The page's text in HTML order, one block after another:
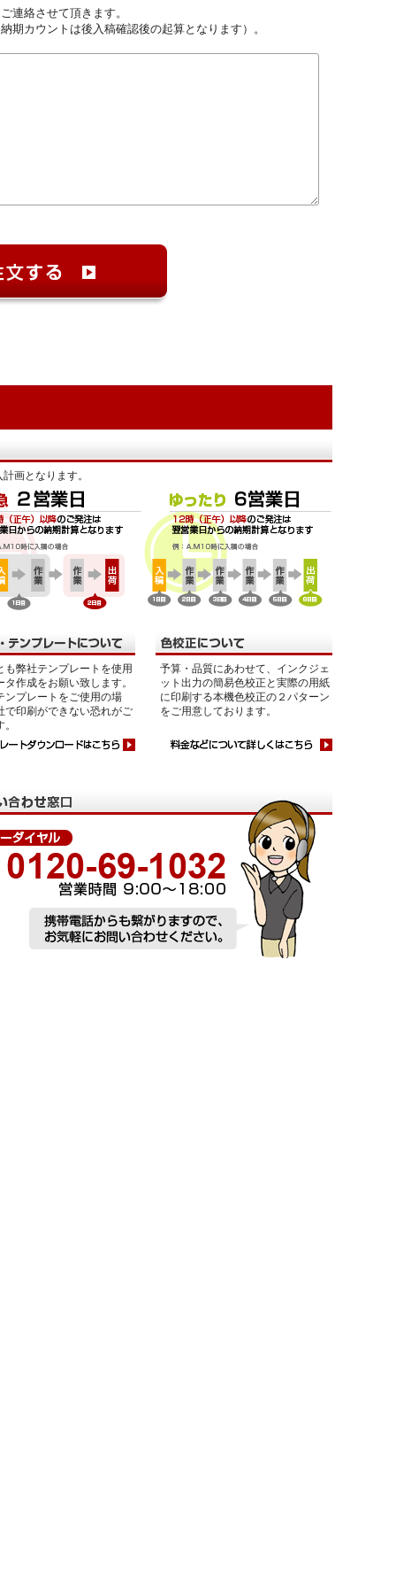
連絡させて頂きます。
期カウントは後入稿確認後の起算となります）。
画となります。
も弊社テンプレートを使用
タ作成をお願い致します。
ンプレートをご使用の場
で印刷ができない恐れがご
予算・品質にあわせて、インクジェ
ット出力の簡易色校正と実際の用紙
に印刷する本機色校正の２パターン
をご用意しております。